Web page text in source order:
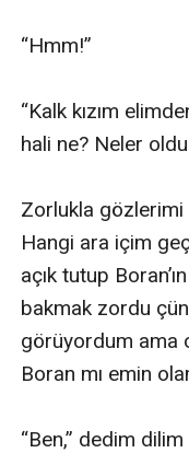
“Hmm!”
“Kalk kızım
hali ne? Neler
Zorlukla gözlerimi
Hangi ara içim
açık tutup
bakmak zordu
görüyordum ama
Boran mı emin
“Ben,” dedim